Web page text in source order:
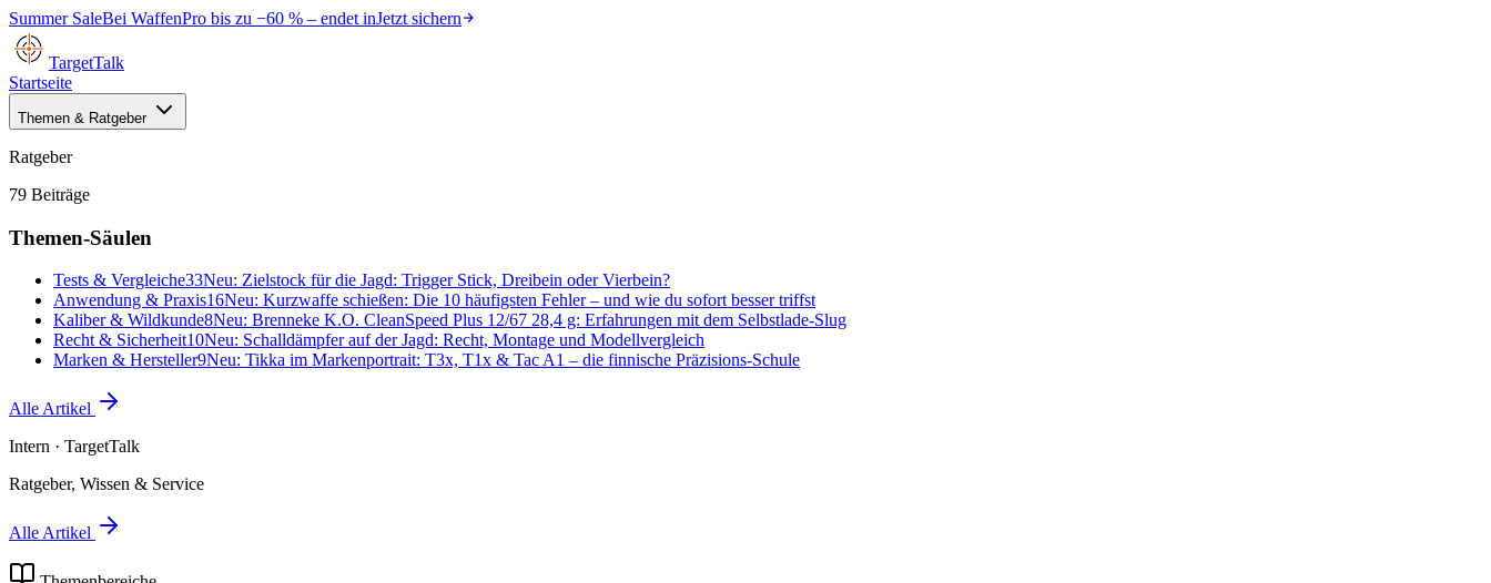
Summer SaleBei WaffenPro bis zu −60 % – endet inJetzt sichern
TargetTalk
Startseite
Themen & Ratgeber
Ratgeber
79 Beiträge
Themen-Säulen
Tests & Vergleiche33Neu: Zielstock für die Jagd: Trigger Stick, Dreibein oder Vierbein?
Anwendung & Praxis16Neu: Kurzwaffe schießen: Die 10 häufigsten Fehler – und wie du sofort besser triffst
Kaliber & Wildkunde8Neu: Brenneke K.O. CleanSpeed Plus 12/67 28,4 g: Erfahrungen mit dem Selbstlade-Slug
Recht & Sicherheit10Neu: Schalldämpfer auf der Jagd: Recht, Montage und Modellvergleich
Marken & Hersteller9Neu: Tikka im Markenportrait: T3x, T1x & Tac A1 – die finnische Präzisions-Schule
Alle Artikel
Intern · TargetTalk
Ratgeber, Wissen & Service
Alle Artikel